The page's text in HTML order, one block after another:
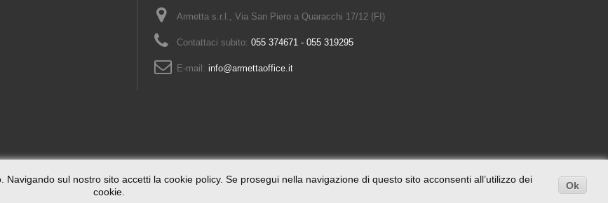
Armetta s.r.l., Via San Piero a Quaracchi 17/12 (FI)
Contattaci subito: 055 374671 - 055 319295
E-mail: info@armettaoffice.it
sul nostro sito accetti la cookie policy. Se prosegui nella navigazione di questo sito acconsenti all’utilizzo dei
cookie.
Ok